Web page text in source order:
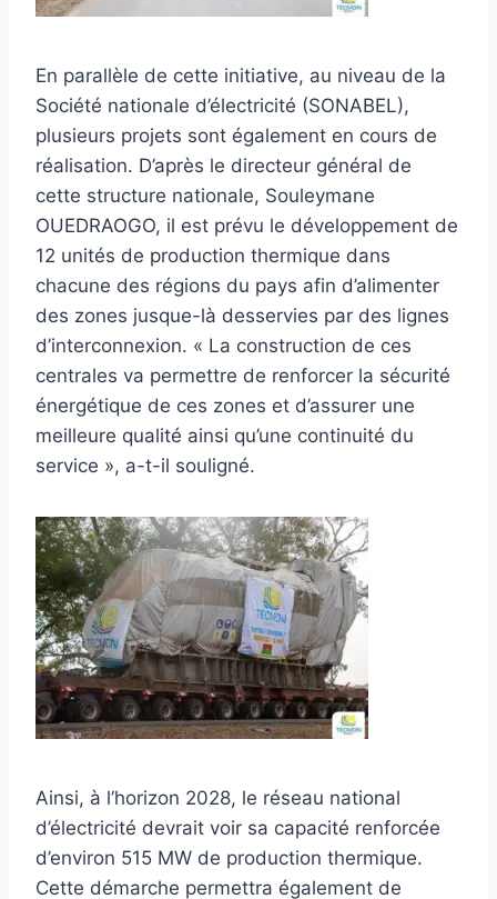
En parallèle de cette initiative, au niveau de la
Société nationale d’électricité (SONABEL),
plusieurs projets sont également en cours de
réalisation. D’après le directeur général de
cette structure nationale, Souleymane
OUEDRAOGO, il est prévu le développement de
12 unités de production thermique dans
chacune des régions du pays afin d’alimenter
des zones jusque-là desservies par des lignes
d’interconnexion. « La construction de ces
centrales va permettre de renforcer la sécurité
énergétique de ces zones et d’assurer une
meilleure qualité ainsi qu’une continuité du
service », a-t-il souligné.
Ainsi, à l’horizon 2028, le réseau national
d’électricité devrait voir sa capacité renforcée
d’environ 515 MW de production thermique.
Cette démarche permettra également de